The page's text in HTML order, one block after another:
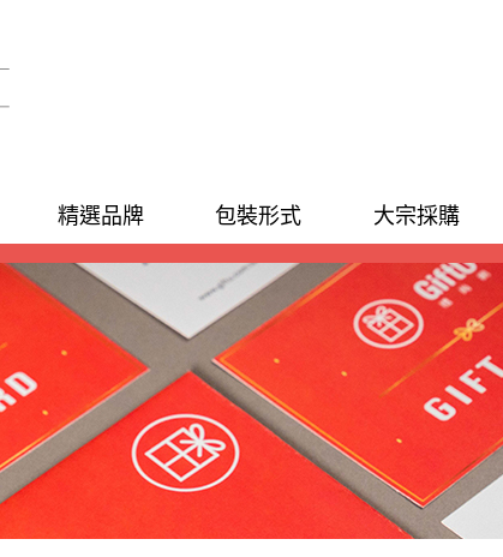
精選品牌 包裝形式 大宗採購